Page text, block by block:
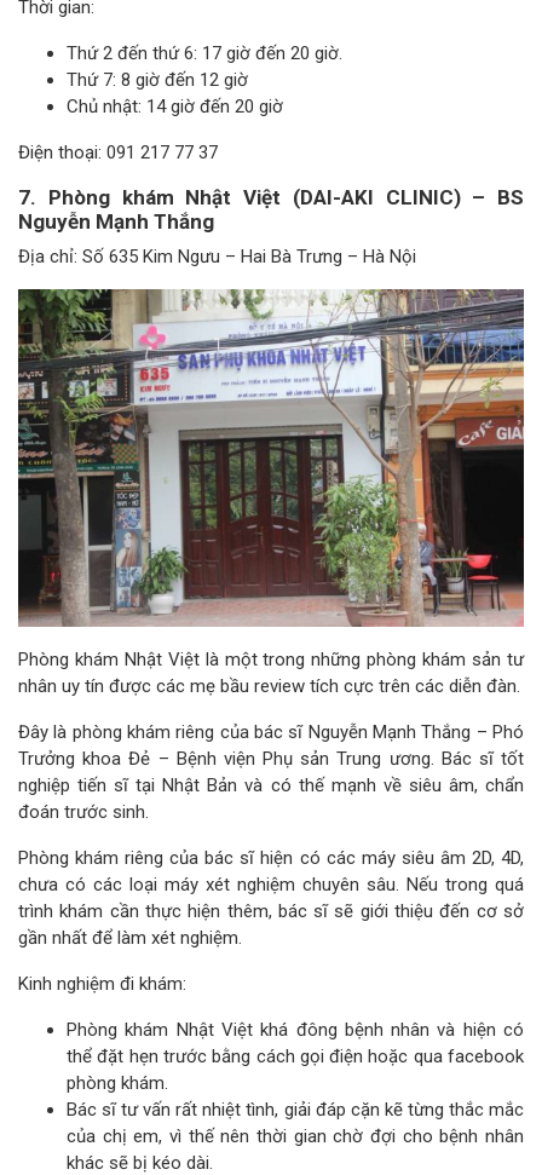
Thời gian:
Thứ 2 đến thứ 6: 17 giờ đến 20 giờ.
Thứ 7: 8 giờ đến 12 giờ
Chủ nhật: 14 giờ đến 20 giờ
Điện thoại: 091 217 77 37
7. Phòng khám Nhật Việt (DAI-AKI CLINIC) – BS
Nguyễn Mạnh Thắng
Địa chỉ: Số 635 Kim Ngưu – Hai Bà Trưng – Hà Nội
Phòng khám Nhật Việt là một trong những phòng khám sản tư
nhân uy tín được các mẹ bầu review tích cực trên các diễn đàn.
Đây là phòng khám riêng của bác sĩ Nguyễn Mạnh Thắng – Phó
Trưởng khoa Đẻ – Bệnh viện Phụ sản Trung ương. Bác sĩ tốt
nghiệp tiến sĩ tại Nhật Bản và có thế mạnh về siêu âm, chẩn
đoán trước sinh.
Phòng khám riêng của bác sĩ hiện có các máy siêu âm 2D, 4D,
chưa có các loại máy xét nghiệm chuyên sâu. Nếu trong quá
trình khám cần thực hiện thêm, bác sĩ sẽ giới thiệu đến cơ sở
gần nhất để làm xét nghiệm.
Kinh nghiệm đi khám:
Phòng khám Nhật Việt khá đông bệnh nhân và hiện có
thể đặt hẹn trước bằng cách gọi điện hoặc qua facebook
phòng khám.
Bác sĩ tư vấn rất nhiệt tình, giải đáp cặn kẽ từng thắc mắc
của chị em, vì thế nên thời gian chờ đợi cho bệnh nhân
khác sẽ bị kéo dài.